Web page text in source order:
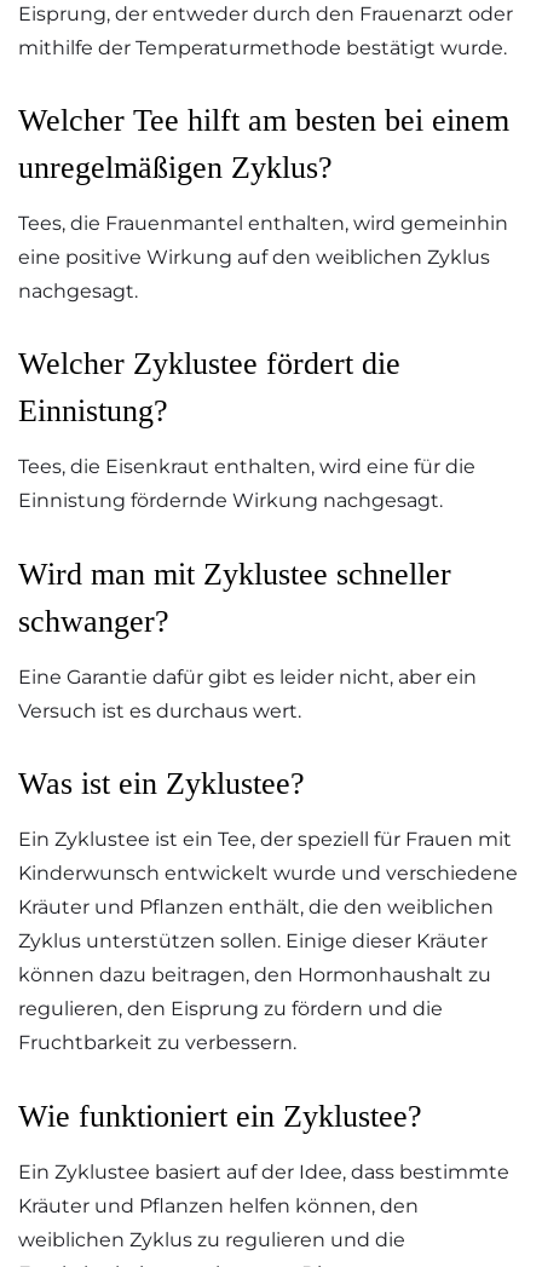
Eisprung, der entweder durch den Frauenarzt oder
mithilfe der Temperaturmethode bestätigt wurde.
Welcher Tee hilft am besten bei einem
unregelmäßigen Zyklus?
Tees, die Frauenmantel enthalten, wird gemeinhin
eine positive Wirkung auf den weiblichen Zyklus
nachgesagt.
Welcher Zyklustee fördert die
Einnistung?
Tees, die Eisenkraut enthalten, wird eine für die
Einnistung fördernde Wirkung nachgesagt.
Wird man mit Zyklustee schneller
schwanger?
Eine Garantie dafür gibt es leider nicht, aber ein
Versuch ist es durchaus wert.
Was ist ein Zyklustee?
Ein Zyklustee ist ein Tee, der speziell für Frauen mit
Kinderwunsch entwickelt wurde und verschiedene
Kräuter und Pflanzen enthält, die den weiblichen
Zyklus unterstützen sollen. Einige dieser Kräuter
können dazu beitragen, den Hormonhaushalt zu
regulieren, den Eisprung zu fördern und die
Fruchtbarkeit zu verbessern.
Wie funktioniert ein Zyklustee?
Ein Zyklustee basiert auf der Idee, dass bestimmte
Kräuter und Pflanzen helfen können, den
weiblichen Zyklus zu regulieren und die